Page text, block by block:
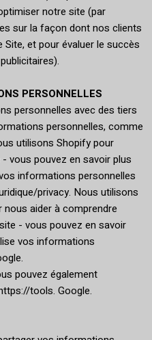
notre site (par
sur la façon dont nos clients
et pour évaluer le succès
PERSONNELLES
personnelles avec des tiers
personnelles, comme
utilisons Shopify pour
vous pouvez en savoir plus
informations personnelles
privacy. Nous utilisons
aider à comprendre
- vous pouvez en savoir
vos informations
pouvez également
tools. Google.